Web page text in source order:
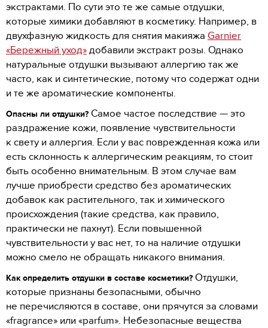
экстрактами. По сути это те же самые отдушки,
которые химики добавляют в косметику. Например, в
двухфазную жидкость для снятия макияжа Garnier
«Бережный уход» добавили экстракт розы. Однако
натуральные отдушки вызывают аллергию так же
часто, как и синтетические, потому что содержат одни
и те же ароматические компоненты.
Опасны ли отдушки? Самое частое последствие — это
раздражение кожи, появление чувствительности
к свету и аллергия. Если у вас поврежденная кожа или
есть склонность к аллергическим реакциям, то стоит
быть особенно внимательным. В этом случае вам
лучше приобрести средство без ароматических
добавок как растительного, так и химического
происхождения (такие средства, как правило,
практически не пахнут). Если повышенной
чувствительности у вас нет, то на наличие отдушки
можно смело не обращать никакого внимания.
Как определить отдушки в составе косметики? Отдушки,
которые признаны безопасными, обычно
не перечисляются в составе, они прячутся за словами
«fragrance» или «parfum». Небезопасные вещества